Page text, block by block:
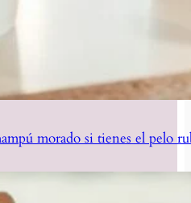
morado si tienes el pelo